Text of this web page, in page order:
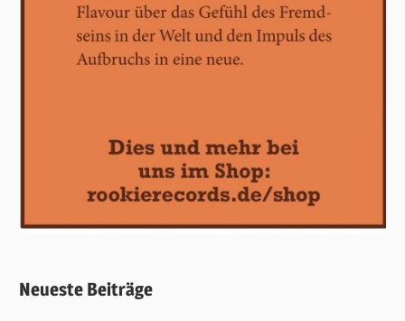
Neueste Beiträge